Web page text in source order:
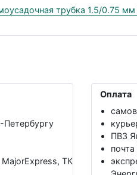
трубка 1.5/0.75
Петербургу
ТК
Оплата
ПВЗ